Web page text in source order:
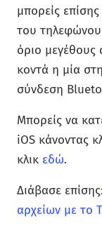
μπορείς
του τηλεφώνου
όριο μεγέθους
κοντά η μία
σύνδεση
Μπορείς να
iOS κάνοντας
κλικ εδώ.
Διάβασε επίσης:
αρχείων με το